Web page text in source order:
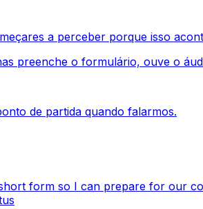
a perceber porque isso
preenche o formulário, ouve o
de partida quando falarmos.
form so I can prepare for our